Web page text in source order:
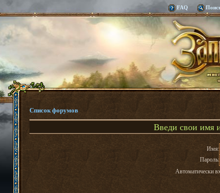
FAQ
Список форумов
Введи свои имя
Имя:
Пароль:
Автоматически